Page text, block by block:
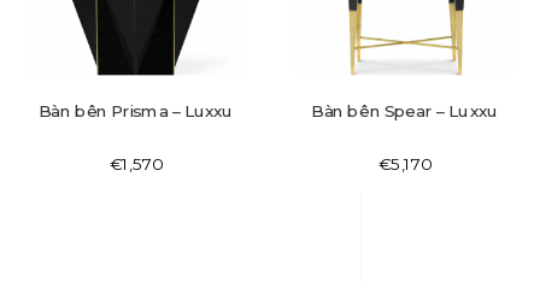
Bàn bên Prisma – Luxxu
€1,570
Bàn bên Spear – Luxxu
€5,170